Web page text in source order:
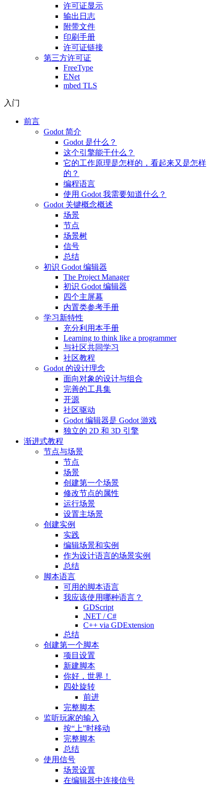
许可证显示
输出日志
附带文件
印刷手册
许可证链接
第三方许可证
FreeType
ENet
mbed TLS
入门
前言
Godot 简介
Godot 是什么？
这个引擎能干什么？
它的工作原理是怎样的，看起来又是怎样
的？
编程语言
使用 Godot 我需要知道什么？
Godot 关键概念概述
场景
节点
场景树
信号
总结
初识 Godot 编辑器
The Project Manager
初识 Godot 编辑器
四个主屏幕
内置类参考手册
学习新特性
充分利用本手册
Learning to think like a programmer
与社区共同学习
社区教程
Godot 的设计理念
面向对象的设计与组合
完善的工具集
开源
社区驱动
Godot 编辑器是 Godot 游戏
独立的 2D 和 3D 引擎
渐进式教程
节点与场景
节点
场景
创建第一个场景
修改节点的属性
运行场景
设置主场景
创建实例
实践
编辑场景和实例
作为设计语言的场景实例
总结
脚本语言
可用的脚本语言
我应该使用哪种语言？
GDScript
.NET / C#
C++ via GDExtension
总结
创建第一个脚本
项目设置
新建脚本
你好，世界！
四处旋转
前进
完整脚本
监听玩家的输入
按“上”时移动
完整脚本
总结
使用信号
场景设置
在编辑器中连接信号